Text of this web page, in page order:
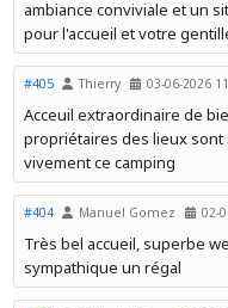
ambiance conviviale et un
pour l'accueil et votre
#405 Thierry 03-06-2026
Acceuil extraordinaire de
propriétaires des lieux sont
vivement ce camping
#404 Manuel Gomez 02-
Très bel accueil, superbe
sympathique un régal